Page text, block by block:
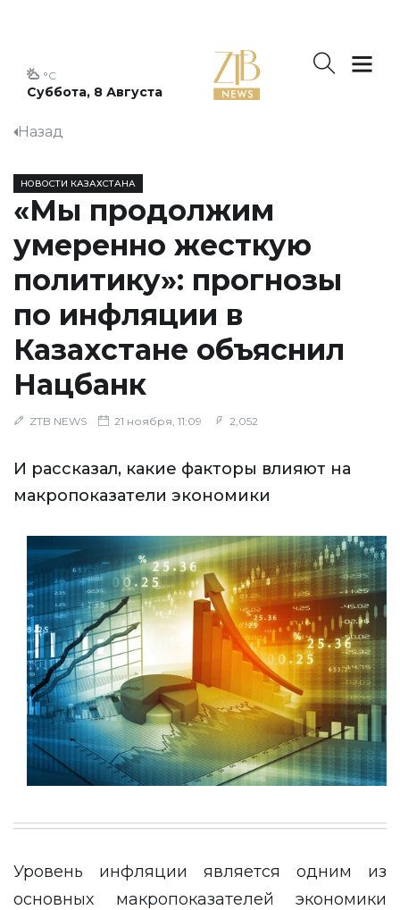
Суббота, 8 Августа
°C
Назад
НОВОСТИ КАЗАХСТАНА
«Мы продолжим
умеренно жесткую
политику»: прогнозы
по инфляции в
Казахстане объяснил
Нацбанк
ZTB NEWS 21 ноября, 11:09 2,052
И рассказал, какие факторы влияют на
макропоказатели экономики
Уровень инфляции является одним из
основных макропоказателей экономики